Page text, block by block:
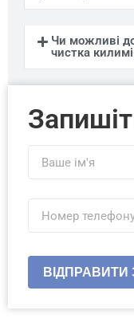
Чи можливі
чистка
ВІДПРАВИТИ